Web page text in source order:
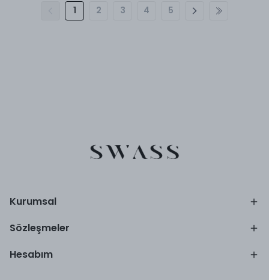
1 2 3 4 5
Kurumsal
Sözleşmeler
Hesabım